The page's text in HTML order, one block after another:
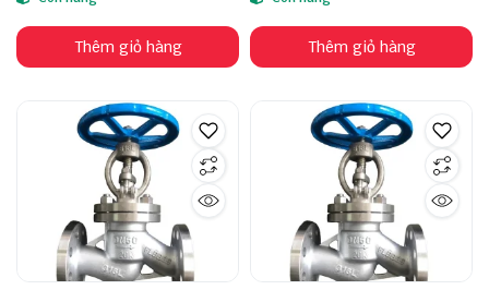
Thêm giỏ hàng Thêm giỏ hàng